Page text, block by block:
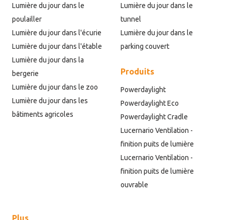
Lumière du jour dans le
poulailler
Lumière du jour dans l'écurie
Lumière du jour dans l'étable
Lumière du jour dans la
bergerie
Lumière du jour dans le zoo
Lumière du jour dans les
bâtiments agricoles
Lumière du jour dans le
tunnel
Lumière du jour dans le
parking couvert
Produits
Powerdaylight
Powerdaylight Eco
Powerdaylight Cradle
Lucernario Ventilation -
finition puits de lumière
Lucernario Ventilation -
finition puits de lumière
ouvrable
Plus